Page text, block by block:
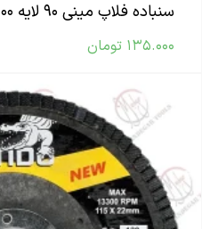
سنباده فلاپ مینی ۹۰ لایه P۱۰۰ گاندو (GANDO)
۱۳۵.۰۰۰ تومان